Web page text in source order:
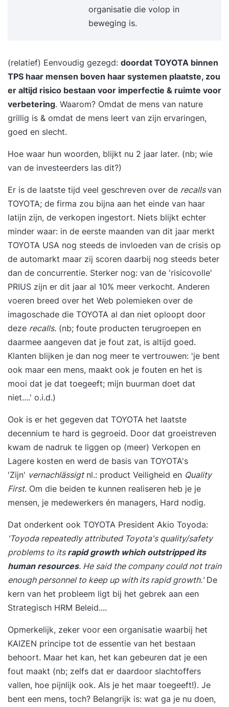
organisatie die volop in
beweging is.
(relatief) Eenvoudig gezegd: doordat TOYOTA binnen
TPS haar mensen boven haar systemen plaatste, zou
er altijd risico bestaan voor imperfectie & ruimte voor
verbetering. Waarom? Omdat de mens van nature
grillig is & omdat de mens leert van zijn ervaringen,
goed en slecht.
Hoe waar hun woorden, blijkt nu 2 jaar later. (nb; wie
van de investeerders las dit?)
Er is de laatste tijd veel geschreven over de recallsvan
TOYOTA; de firma zou bijna aan het einde van haar
latijn zijn, de verkopen ingestort. Niets blijkt echter
minder waar: in de eerste maanden van dit jaar merkt
TOYOTA USA nog steeds de invloeden van de crisis op
de automarkt maar zij scoren daarbij nog steeds beter
dan de concurrentie. Sterker nog: van de 'risicovolle'
PRIUS zijn er dit jaar al 10% meer verkocht. Anderen
voeren breed over het Web polemieken over de
imagoschade die TOYOTA al dan niet oploopt door
deze recalls. (nb; foute producten terugroepen en
daarmee aangeven dat je fout zat, is altijd goed.
Klanten blijken je dan nog meer te vertrouwen: 'je bent
ook maar een mens, maakt ook je fouten en het is
mooi dat je dat toegeeft; mijn buurman doet dat
niet....' o.i.d.)
Ook is er het gegeven dat TOYOTA het laatste
decennium te hard is gegroeid. Door dat groeistreven
kwam de nadruk te liggen op (meer) Verkopen en
Lagere kosten en werd de basis van TOYOTA's
'Zijn' vernachlässigtnl.: product Veiligheid en Quality
First. Om die beiden te kunnen realiseren heb je je
mensen, je medewerkers én managers, Hard nodig.
Dat onderkent ook TOYOTA President Akio Toyoda:
'Toyoda repeatedly attributed Toyota's quality/safety
problems to its rapid growth which outstripped its
human resources. He said the company could not train
enough personnel to keep up with its rapid growth.'De
kern van het probleem ligt bij het gebrek aan een
Strategisch HRM Beleid....
Opmerkelijk, zeker voor een organisatie waarbij het
KAIZEN principe tot de essentie van het bestaan
behoort. Maar het kan, het kan gebeuren dat je een
fout maakt (nb; zelfs dat er daardoor slachtoffers
vallen, hoe pijnlijk ook. Als je het maar toegeeft!). Je
bent een mens, toch? Belangrijk is: wat ga je nu doen,